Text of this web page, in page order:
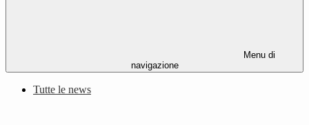
Menu di
navigazione
Tutte le news